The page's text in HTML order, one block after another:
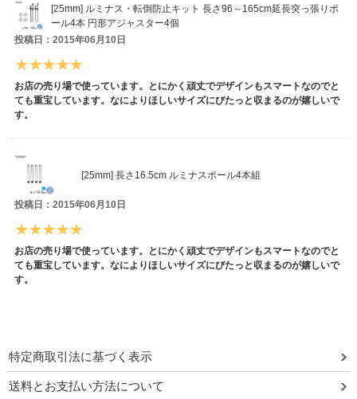
[25mm] ルミナス・転倒防止キット 長さ96～165cm延長突っ張りポ
ール4本 円形アジャスター4個
投稿日：2015年06月10日
お店の売り場で使っています。とにかく頑丈でデザインもスマートなのでと
ても重宝しています。なによりほしいサイズにびたっと収まるのが嬉しいで
す。
[25mm] 長さ16.5cm ルミナスポール4本組
投稿日：2015年06月10日
お店の売り場で使っています。とにかく頑丈でデザインもスマートなのでと
ても重宝しています。なによりほしいサイズにびたっと収まるのが嬉しいで
す。
特定商取引法に基づく表示
送料とお支払い方法について